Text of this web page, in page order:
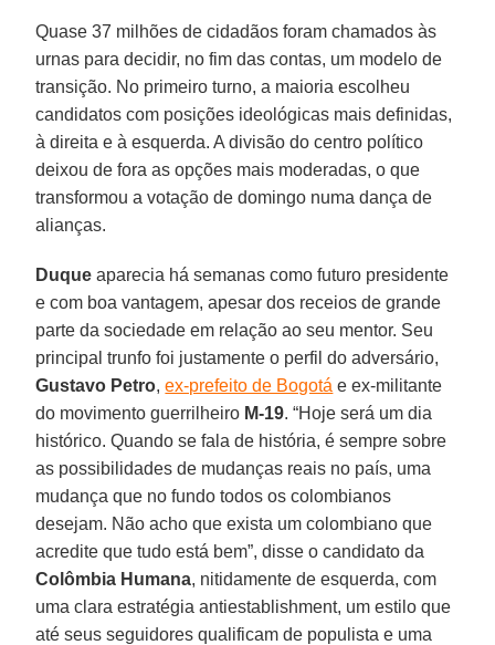
Quase 37 milhões de cidadãos foram chamados às
urnas para decidir, no fim das contas, um modelo de
transição. No primeiro turno, a maioria escolheu
candidatos com posições ideológicas mais definidas,
à direita e à esquerda. A divisão do centro político
deixou de fora as opções mais moderadas, o que
transformou a votação de domingo numa dança de
alianças.
Duque aparecia há semanas como futuro presidente
e com boa vantagem, apesar dos receios de grande
parte da sociedade em relação ao seu mentor. Seu
principal trunfo foi justamente o perfil do adversário,
Gustavo Petro,ex-prefeito de Bogotá e ex-militante
do movimento guerrilheiro M-19. “Hoje será um dia
histórico. Quando se fala de história, é sempre sobre
as possibilidades de mudanças reais no país, uma
mudança que no fundo todos os colombianos
desejam. Não acho que exista um colombiano que
acredite que tudo está bem”, disse o candidato da
Colômbia Humana, nitidamente de esquerda, com
uma clara estratégia antiestablishment, um estilo que
até seus seguidores qualificam de populista e uma